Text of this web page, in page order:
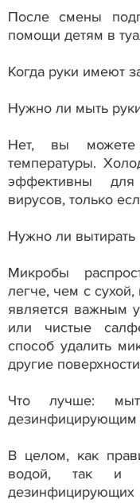
После смены
помощи детям в
Когда руки имеют
Нужно ли мыть
Нет, вы
температуры.
эффективны
вирусов, только
Нужно ли вытирать
Микробы
легче, чем с
является важным
или чистые
способ удалить
другие
Что лучше:
дезинфицирующим
В целом, как
водой, так и